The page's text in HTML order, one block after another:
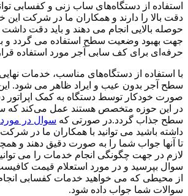
استفاده از دستگاه‌های ساب زنی و کفسابی
دقت بالا را دارند و همکاران ما در شرکت این
حوصله بالایی انجام می دهند و باید دقت
جهت بهبود وضعیت سطح استفاده می گردد و
حرفه‌ای برای کف سابی آجر مورد استفاده
با استفاده از دستگاه‌های مناسب، خدمات نهایی
سطح آجر بدون عیب و ایراد ظاهر می شود.
صورت خودکار توسط دستگاه به کمک اپراتور
در این حوزه متخصص هستند عمل می‌کند که
سطح جذاب گردد.در صورتی که سوال در
داشته باشید می توانید با همکاران ما در
تا آنها جواب شما را به صورت دقیق دهند و
لازم در جهت چگونگی انجام خدمات را می
سوال بپرسید و در مورد استعلام قیمت
از محیطی که می خواهید خدمات کفسابی انجام
سوالات شما جواب داده شود.